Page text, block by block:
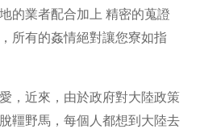
的業者配合加上 精密的蒐證
所有的姦情絕對讓您寮如指
，近來，由於政府對大陸政策
韁野馬，每個人都想到大陸去